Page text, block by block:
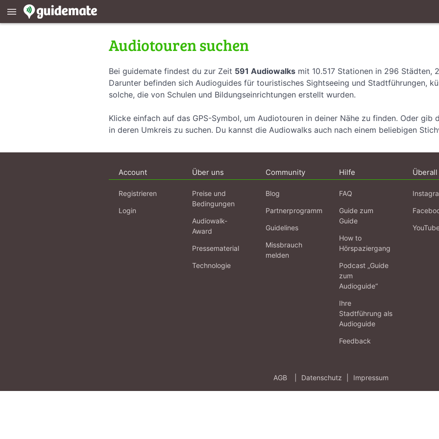
menu
Audiotouren suchen
Bei guidemate findest du zur Zeit 591 Audiowalks mit 10.517 Stationen in 296 Städten,
Darunter befinden sich Audioguides für touristisches Sightseeing und Stadtführungen,
solche, die von Schulen und Bildungseinrichtungen erstellt wurden.
Klicke einfach auf das GPS-Symbol, um Audiotouren in deiner Nähe zu finden. Oder gib
in deren Umkreis zu suchen. Du kannst die Audiowalks auch nach einem beliebigen
Account
Registrieren
Login
Über uns
Preise und
Bedingungen
Audiowalk-
Award
Pressematerial
Technologie
Community
Blog
Partnerprogramm
Guidelines
Missbrauch
melden
Hilfe
FAQ
Guide zum
Guide
How to
Hörspaziergang
Podcast „Guide
zum
Audioguide“
Ihre
Stadtführung als
Audioguide
Feedback
Überall
AGB Datenschutz Impressum